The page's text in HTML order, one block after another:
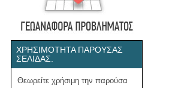
ΧΡΗΣΙΜΌΤΗΤΑ ΠΑΡΟΎΣΑΣ
ΣΕΛΊΔΑΣ.
Θεωρείτε χρήσιμη την παρούσα